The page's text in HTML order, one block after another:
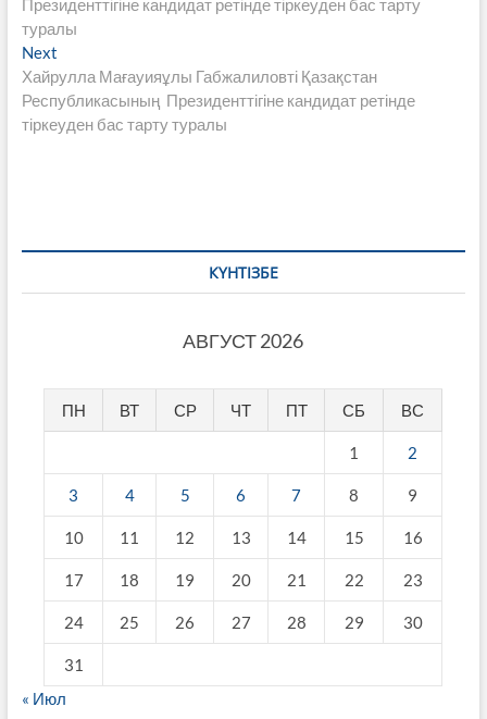
записям
туралы
NextNext
post:
Хайрулла Мағауияұлы Габжалиловті Қазақстан
Республикасының Президенттігіне кандидат ретінде
тіркеуден бас тарту туралы
КҮНТІЗБЕ
АВГУСТ 2026
ПН ВТ СР ЧТ ПТ СБ ВС
1 2
3 4 5 6 7 8 9
10 11 12 13 14 15 16
17 18 19 20 21 22 23
24 25 26 27 28 29 30
31
« Июл